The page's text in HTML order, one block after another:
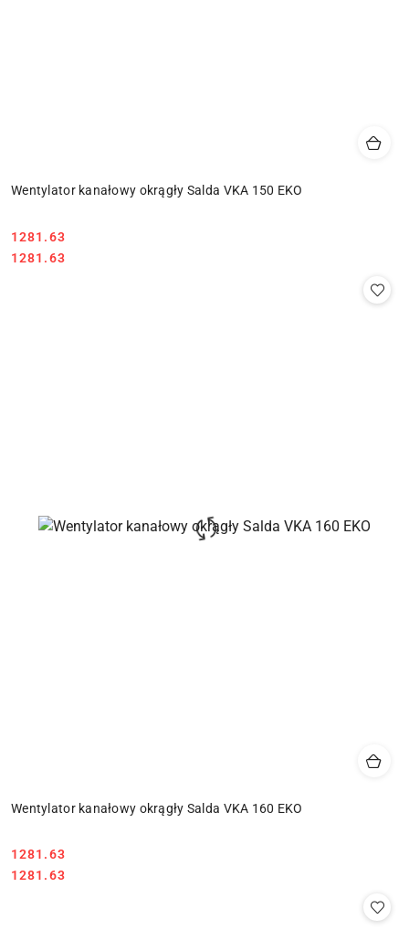
Wentylator kanałowy okrągły Salda VKA 150 EKO
Cena:
1281.63
Cena:
1281.63
Wentylator kanałowy okrągły Salda VKA 160 EKO
Cena:
1281.63
Cena:
1281.63